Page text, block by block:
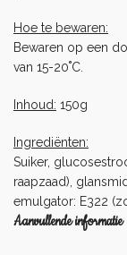
Hoe te bewaren:
Bewaren op een
van 15-20˚C.
Inhoud: 150g
Ingrediënten:
Suiker,
raapzaad),
emulgator: E322
Aanvullende informatie